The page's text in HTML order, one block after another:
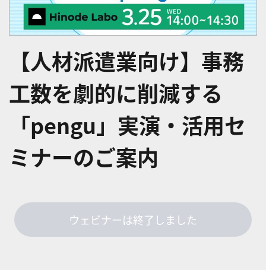
【人材派遣業向け】事務
工数を劇的に削減する
「pengu」実演・活用セ
ミナーのご案内
ウェビナーは終了しました